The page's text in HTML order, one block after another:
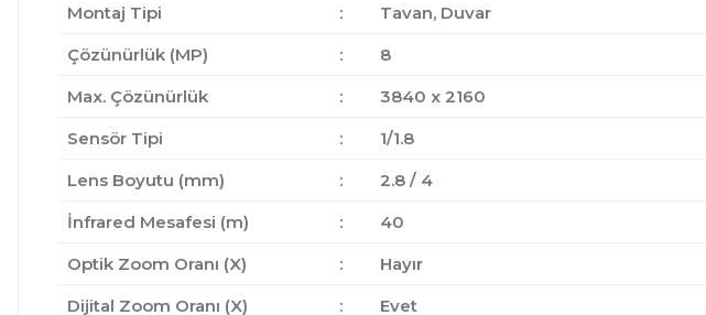
Montaj Tipi
:
Tavan, Duvar
Çözünürlük (MP)
:
8
Max. Çözünürlük
:
3840 x 2160
Sensör Tipi
:
1/1.8
Lens Boyutu (mm)
:
2.8 / 4
İnfrared Mesafesi (m)
:
40
Optik Zoom Oranı (X)
:
Hayır
Dijital Zoom Oranı (X)
:
Evet